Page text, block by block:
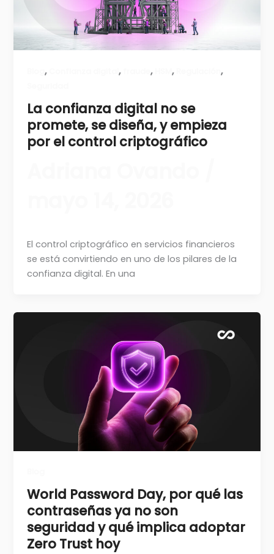
Blog, Confianza digital, fraude, HSM, Regulación,
La confianza digital no se
promete, se diseña, y empieza
por el control criptográfico
El control criptográfico en servicios financieros
se está convirtiendo en uno de los pilares de la
confianza digital. En una
World Password Day, por qué las
contraseñas ya no son
seguridad y qué implica adoptar
Zero Trust hoy